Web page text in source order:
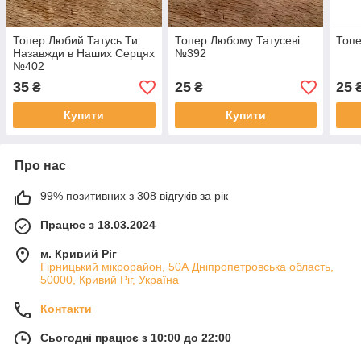
Топер Любий Татусь Ти
Назавжди в Наших Серцях
№402
35 ₴
Купити
Топер Любому Татусеві
№392
25₴
Купити
25
Про нас
99% позитивних з 308 відгуків за рік
Працює з 18.03.2024
м. Кривий Ріг
Гірницький мікрорайон, 50А Дніпропетровська область,
50000, Кривий Ріг, Україна
Контакти
Сьогодні працює з 10:00 до 22:00